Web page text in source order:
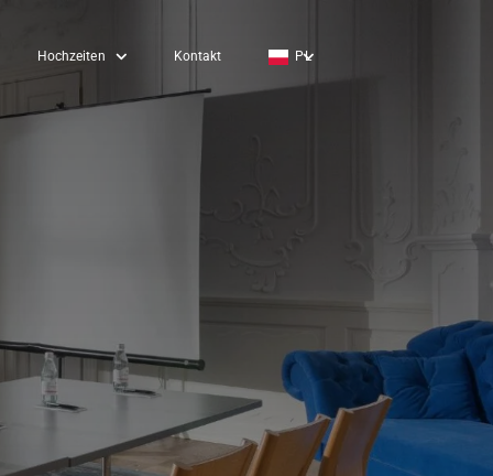
Hochzeiten Kontakt PL